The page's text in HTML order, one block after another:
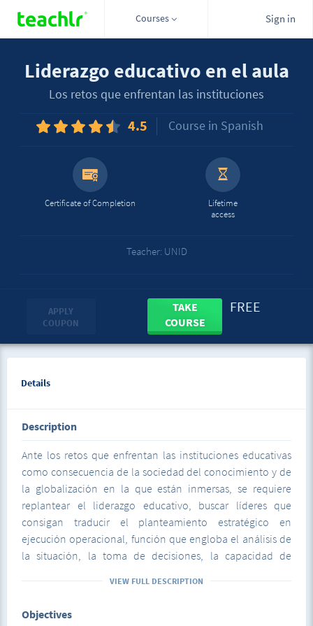
Courses Sign in
Liderazgo educativo en el aula
Los retos que enfrentan las instituciones
4.5 Course in Spanish
Certificate of Completion
Lifetime
access
Teacher: UNID
APPLY
COUPON
TAKE
COURSE
FREE
Details
Description
Ante los retos que enfrentan las instituciones educativas
como consecuencia de la sociedad del conocimiento y de
la globalización en la que están inmersas, se requiere
replantear el liderazgo educativo, buscar líderes que
consigan traducir el planteamiento estratégico en
ejecución operacional, función que engloba el análisis de
la situación, la toma de decisiones, la capacidad de
el XXXII Seminario Interuniversitario de Teoría de la
VIEW FULL DESCRIPTION
Objectives